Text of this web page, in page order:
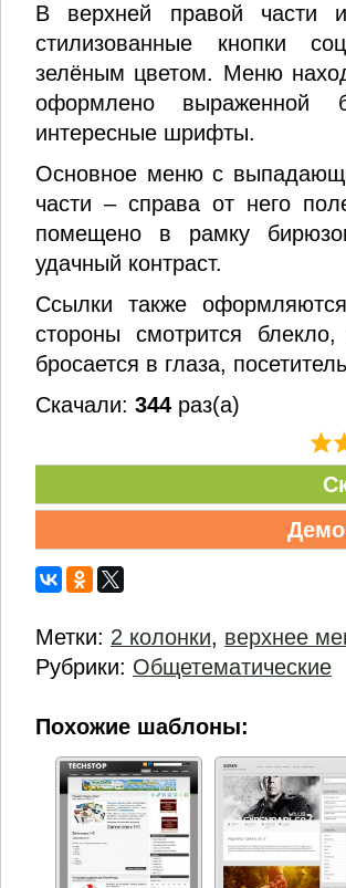
В верхней правой части
стилизованные кнопки
зелёным цветом. Меню
оформлено выраженной
интересные шрифты.
Основное меню с
части – справа от него
помещено в рамку
удачный контраст.
Ссылки также
стороны смотрится
бросается в глаза,
Скачали: 344 раз(а)
Метки: 2 колонки, верхнее
Рубрики: Общетематические
Похожие шаблоны: